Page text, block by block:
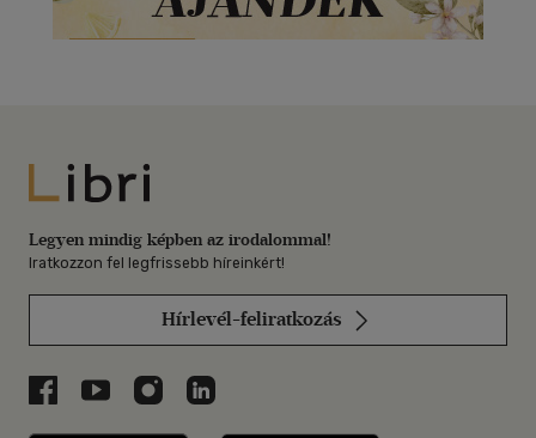
Libri
Legyen mindig képben az irodalommal!
Iratkozzon fel legfrissebb híreinkért!
Hírlevél-feliratkozás
Libri a Facebookon
Libri a Youtube-on
Libri az Instagramon
Libri a LinkedInen